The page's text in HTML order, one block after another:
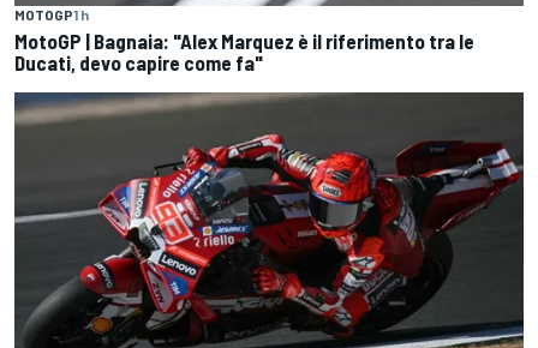
MOTOGP1 h
MotoGP | Bagnaia: "Alex Marquez è il riferimento tra le
Ducati, devo capire come fa"